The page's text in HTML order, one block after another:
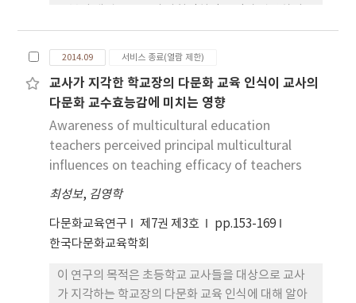
재조명하고, 이를 바탕으로 복지(국가)체제 유형에
따른 교육복지의 제도적 구현 양상을 예비적으로 분
석·논의한다. 이를 통해 본 연구는 한국의 교육복지
관련 정책담론을 보다 풍부하게 하고 더욱 체계적인
후속연구를 촉발하기 위한 분석틀 구성의 한 방향을
제시한다.
2014.09 서비스 종료(열람 제한)
교사가 지각한 학교장의 다문화 교육 인식이 교사의
다문화 교수효능감에 미치는 영향
Awareness of multicultural education
teachers perceived principal multicultural
influences on teaching efficacy of teachers
최성보, 김영학
다문화교육연구 제7권 제3호
pp.153-169
한국다문화교육학회
이 연구의 목적은 초등학교 교사들을 대상으로 교사
가 지각하는 학교장의 다문화 교육 인식에 대해 알아